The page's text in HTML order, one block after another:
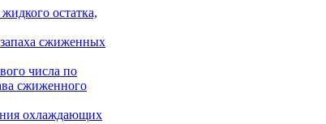
остатка,
сжиженных
числа по
сжиженного
охлаждающих